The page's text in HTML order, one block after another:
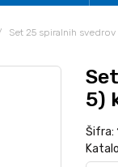
Set 25 spiralnih
5)
Šifra: